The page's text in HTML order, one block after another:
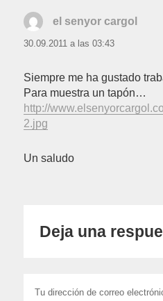
el senyor cargol
30.09.2011 a las 03:43
Siempre me ha gustado
Para muestra un tapón…
http://
2.jpg
Un saludo
Deja una
Tu dirección de correo